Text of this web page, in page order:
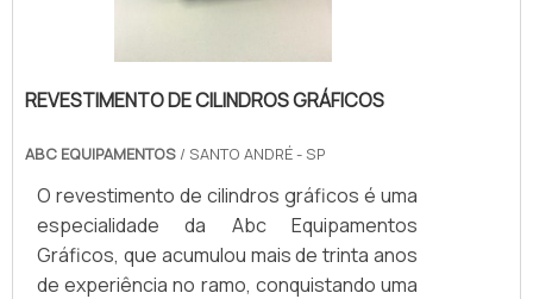
REVESTIMENTO DE CILINDROS GRÁFICOS
ABC EQUIPAMENTOS / SANTO ANDRÉ - SP
O revestimento de cilindros gráficos é uma
especialidade da Abc Equipamentos
Gráficos, que acumulou mais de trinta anos
de experiência no ramo, conquistando uma